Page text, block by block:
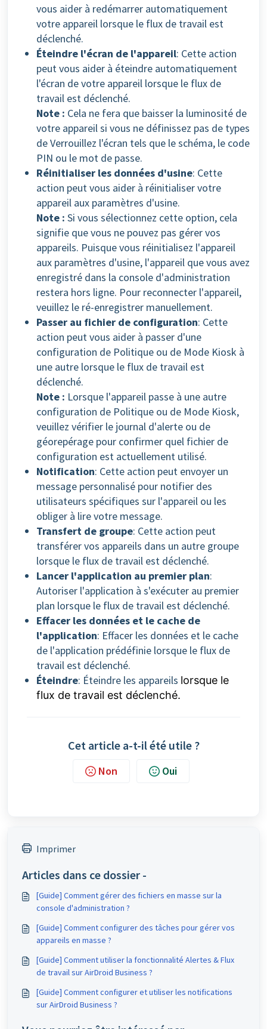
vous aider à redémarrer automatiquement
votre appareil lorsque le flux de travail est
déclenché.
Éteindre l'écran de l'appareil: Cette action
peut vous aider à éteindre automatiquement
l'écran de votre appareil lorsque le flux de
travail est déclenché.
Note : Cela ne fera que baisser la luminosité de
votre appareil si vous ne définissez pas de types
de Verrouillez l'écran tels que le schéma, le code
PIN ou le mot de passe.
Réinitialiser les données d'usine: Cette
action peut vous aider à réinitialiser votre
appareil aux paramètres d'usine.
Note : Si vous sélectionnez cette option, cela
signifie que vous ne pouvez pas gérer vos
appareils. Puisque vous réinitialisez l'appareil
aux paramètres d'usine, l'appareil que vous avez
enregistré dans la console d'administration
restera hors ligne. Pour reconnecter l'appareil,
veuillez le ré-enregistrer manuellement.
Passer au fichier de configuration: Cette
action peut vous aider à passer d'une
configuration de Politique ou de Mode Kiosk à
une autre lorsque le flux de travail est
déclenché.
Note : Lorsque l'appareil passe à une autre
configuration de Politique ou de Mode Kiosk,
veuillez vérifier le journal d'alerte ou de
géorepérage pour confirmer quel fichier de
configuration est actuellement utilisé.
Notification: Cette action peut envoyer un
message personnalisé pour notifier des
utilisateurs spécifiques sur l'appareil ou les
obliger à lire votre message.
Transfert de groupe: Cette action peut
transférer vos appareils dans un autre groupe
lorsque le flux de travail est déclenché.
Lancer l'application au premier plan:
Autoriser l'application à s'exécuter au premier
plan lorsque le flux de travail est déclenché.
Effacer les données et le cache de
l'application: Effacer les données et le cache
de l'application prédéfinie lorsque le flux de
travail est déclenché.
Éteindre: Éteindre les appareils lorsque le
flux de travail est déclenché.
Cet article a-t-il été utile ?
Non Oui
Imprimer
Articles dans ce dossier -
[Guide] Comment gérer des fichiers en masse sur la
console d'administration ?
[Guide] Comment configurer des tâches pour gérer vos
appareils en masse ?
[Guide] Comment utiliser la fonctionnalité Alertes & Flux
de travail sur AirDroid Business ?
[Guide] Comment configurer et utiliser les notifications
sur AirDroid Business ?